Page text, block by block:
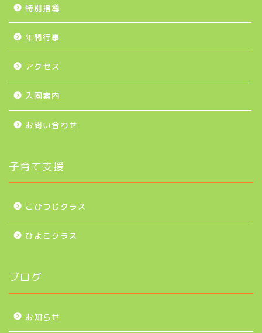
特別指導
年間行事
アクセス
入園案内
お問い合わせ
子育て支援
こひつじクラス
ひよこクラス
ブログ
お知らせ